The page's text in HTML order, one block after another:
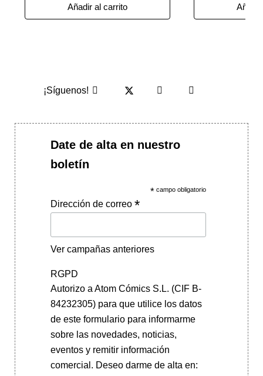
Añadir al carrito
¡Síguenos!
Date de alta en nuestro
boletín
* campo obligatorio
Dirección de correo *
Ver campañas anteriores
RGPD
Autorizo a Atom Cómics S.L. (CIF B-
84232305) para que utilice los datos
de este formulario para informarme
sobre las novedades, noticias,
eventos y remitir información
comercial. Deseo darme de alta en: